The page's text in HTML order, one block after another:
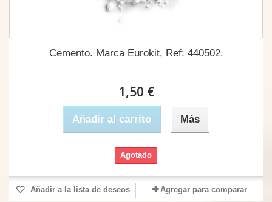
Cemento. Marca Eurokit, Ref: 440502.
1,50 €
Añadir al carrito Más
Agotado
Añadir a la lista de deseos Agregar para comparar